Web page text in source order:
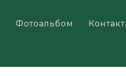
Фотоальбом